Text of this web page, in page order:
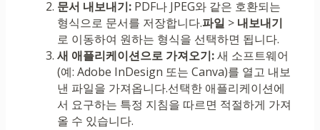
문서 내보내기: PDF나 JPEG와 같은 호환되는
형식으로 문서를 저장합니다.파일 > 내보내기
로 이동하여 원하는 형식을 선택하면 됩니다.
새 애플리케이션으로 가져오기:새 소프트웨어
(예: Adobe InDesign 또는 Canva)를 열고 내보
낸 파일을 가져옵니다.선택한 애플리케이션에
서 요구하는 특정 지침을 따르면 적절하게 가져
올 수 있습니다.